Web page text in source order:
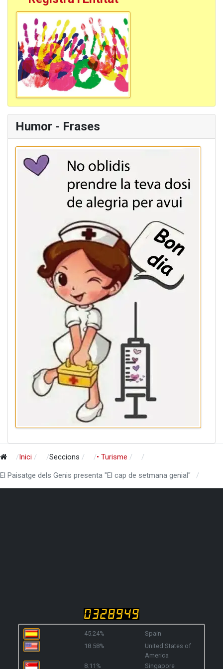
Humor - Frases
Inici Seccions • Turisme
El Paisatge dels Genis presenta "El cap de setmana genial"
45.24%
Spain
18.58%
United States of
America
8.11%
Singapore